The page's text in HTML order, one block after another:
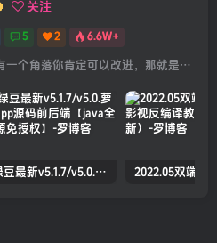
关注
5 2 6.6W+
这个宇宙中只有一个角落你肯定可以改进，那就是你自己
绿豆最新v5.1.7/v5.0.萝卜app源码前后端【java全开源免授权】